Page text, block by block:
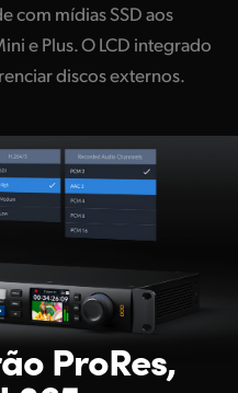
com mídias SSD aos
e Plus. O LCD integrado
discos externos.
ProRes,